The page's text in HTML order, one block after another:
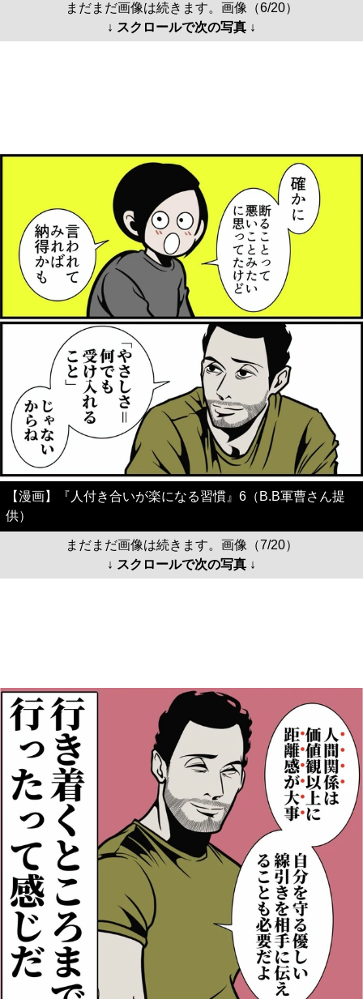
まだまだ画像は続きます。画像（6/20）
↓ スクロールで次の写真 ↓
【漫画】『人付き合いが楽になる習慣』6（B.B軍曹さん提
供）
まだまだ画像は続きます。画像（7/20）
↓ スクロールで次の写真 ↓